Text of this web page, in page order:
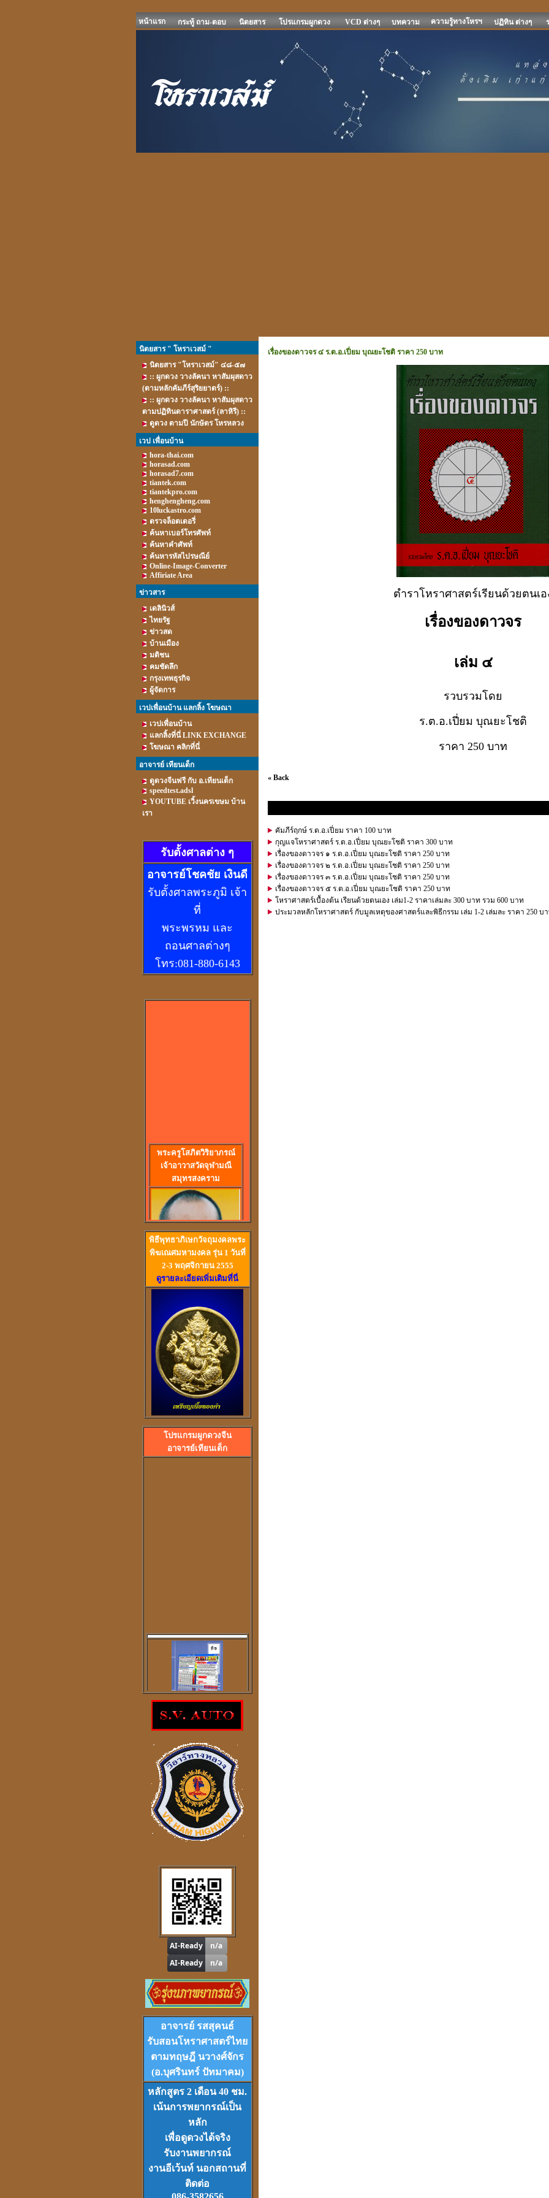
หน้าแรก กระทู้ ถาม-ตอบ นิตยสาร โปรแกรมผูกดวง VCD ต่างๆ บทความ ความรู้ทางโหรฯ ปฏิทิน ต่างๆ
นิตยสาร " โหราเวสม์ "
นิตยสาร "โหราเวสม์" ๔๘-๕๗
:: ผูกดวง วางลัคนา หาสัมผุสดาว
(ตามหลักคัมภีร์สุริยยาตร์) ::
:: ผูกดวง วางลัคนา หาสัมผุสดาว
ตามปฏิทินดาราศาสตร์ (ลาหิรี) ::
ดูดวง ตามปี นักษัตร โหรหลวง
เวป เพื่อนบ้าน
hora-thai.com
horasad.com
horasad7.com
tiantek.com
tiantekpro.com
henghengheng.com
10luckastro.com
ตรวจล็อตเตอรี่
ค้นหาเบอร์โทรศัพท์
ค้นหาคำศัพท์
ค้นหารหัสไปรษณีย์
Online-Image-Converter
Affiriate Area
ข่าวสาร
เดลินิวส์
ไทยรัฐ
ข่าวสด
บ้านเมือง
มติชน
คมชัดลึก
กรุงเทพธุรกิจ
ผู้จัดการ
เวปเพื่อนบ้าน แลกลิ้ง โฆษณา
เวปเพื่อนบ้าน
แลกลิ้งที่นี่ LINK EXCHANGE
โฆษณา คลิกที่นี่
อาจารย์ เทียนเต็ก
ดูดวงจีนฟรี กับ อ.เทียนเต็ก
speedtest.adsl
YOUTUBE เวิ้งนครเขษม บ้าน
เรา
รับตั้งศาลต่าง ๆ
อาจารย์โชคชัย เงินดี
รับตั้งศาลพระภูมิ เจ้า
ที่
พระพรหม และ
ถอนศาลต่างๆ
โทร:081-880-6143
พระครูโสภิตวิริยาภรณ์
เจ้าอาวาสวัดจุฬามณี
สมุทรสงคราม
วัดสวนหงส์ สุพรรณบุรี
ลวงพ่อปลื้ม วัดสวนหงส
พระอาจารย์ปุ้ม วัดศาลาแดง
พิธีพุทธาภิเษกวัจถุมงคลพระ
พิฆเณศมหามงคล รุ่น 1 วันที่
2-3 พฤศจิกายน 2555
ดูรายละเอียดเพิ่มเติมที่นี่
โปรแกรมผูกดวงจีน
อาจารย์เทียนเต็ก
โปรแกรม
ราคา 300บาท
โปรแกรมดูดวงจีน2ภาษา
โปรแกรมดวงจีน
"รู้หนึ่ง-รู้หมด"
ดูดวง,หาฤกษ์ด้วยตนเอง
โปรแกรมTian-Tek Pro
Version 1
ราคา 1,000บาท
DVDเรียนดวงจีน
ชุดที่1-2-3
อาจารย์ รสสุคนธ์
รับสอนโหราศาสตร์ไทย
ตามทฤษฎี นวางศ์จักร
(อ.บุศรินทร์ ปัทมาคม)
หลักสูตร 2 เดือน 40 ชม.
เน้นการพยากรณ์เป็น
หลัก
เพื่อดูดวงได้จริง
รับงานพยากรณ์
งานอีเว้นท์ นอกสถานที่
ติดต่อ
เรื่องของดาวจร ๔ ร.ต.อ.เปี่ยม บุณยะโชติ ราคา 250 บาท
ตำราโหราศาสตร์เรียนด้วยตนเอ
เรื่องของดาวจร
เล่ม ๔
รวบรวมโดย
ร.ต.อ.เปี่ยม บุณยะโชติ
ราคา 250 บาท
« Back
คัมภีร์ฤกษ์ ร.ต.อ.เปี่ยม ราคา 100 บาท
กุญแจโหราศาสตร์ ร.ต.อ.เปี่ยม บุณยะโชติ ราคา 300 บาท
เรื่องของดาวจร ๑ ร.ต.อ.เปี่ยม บุณยะโชติ ราคา 250 บาท
เรื่องของดาวจร ๒ ร.ต.อ.เปี่ยม บุณยะโชติ ราคา 250 บาท
เรื่องของดาวจร ๓ ร.ต.อ.เปี่ยม บุณยะโชติ ราคา 250 บาท
เรื่องของดาวจร ๕ ร.ต.อ.เปี่ยม บุณยะโชติ ราคา 250 บาท
โหราศาสตร์เบื้องต้น เรียนด้วยตนเอง เล่ม1-2 ราคาเล่มละ 300 บาท รวม 600 บาท
ประมวลหลักโหราศาสตร์ กับมูลเหตุของศาสตร์และพิธีกรรม เล่ม 1-2 เล่มละ ราคา 250 บ